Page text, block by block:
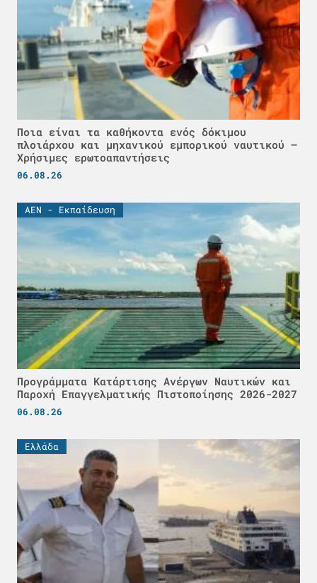
Ποια είναι τα καθήκοντα ενός δόκιμου
πλοιάρχου και μηχανικού εμπορικού ναυτικού –
Χρήσιμες ερωτοαπαντήσεις
06.08.26
ΑΕΝ - Εκπαίδευση
Προγράμματα Κατάρτισης Ανέργων Ναυτικών και
Παροχή Επαγγελματικής Πιστοποίησης 2026-2027
06.08.26
Ελλάδα